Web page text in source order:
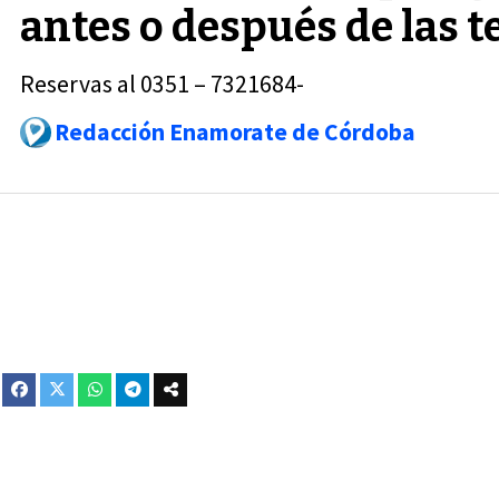
antes o después de las
Reservas al 0351 – 7321684-
Redacción Enamorate de Córdoba